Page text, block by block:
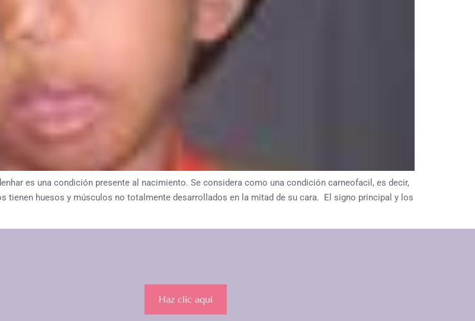
es una condición presente al nacimiento. Se considera como una condición carneofacil, es decir,
tienen huesos y músculos no totalmente desarrollados en la mitad de su cara. El signo principal y los
Haz clic aquí